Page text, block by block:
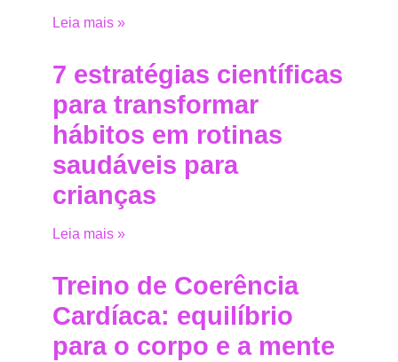
Leia mais »
7 estratégias científicas
para transformar
hábitos em rotinas
saudáveis para
crianças
Leia mais »
Treino de Coerência
Cardíaca: equilíbrio
para o corpo e a mente